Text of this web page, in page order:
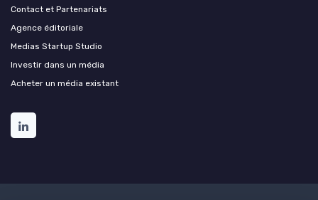
Contact et Partenariats
Agence éditoriale
Medias Startup Studio
Investir dans un média
Acheter un média existant